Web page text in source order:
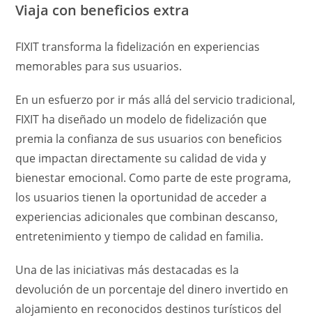
Viaja con beneficios extra
FIXIT transforma la fidelización en experiencias
memorables para sus usuarios.
En un esfuerzo por ir más allá del servicio tradicional,
FIXIT ha diseñado un modelo de fidelización que
premia la confianza de sus usuarios con beneficios
que impactan directamente su calidad de vida y
bienestar emocional. Como parte de este programa,
los usuarios tienen la oportunidad de acceder a
experiencias adicionales que combinan descanso,
entretenimiento y tiempo de calidad en familia.
Una de las iniciativas más destacadas es la
devolución de un porcentaje del dinero invertido en
alojamiento en reconocidos destinos turísticos del